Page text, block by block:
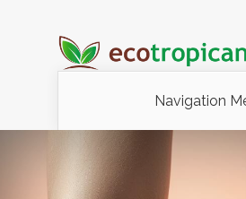
Navigation